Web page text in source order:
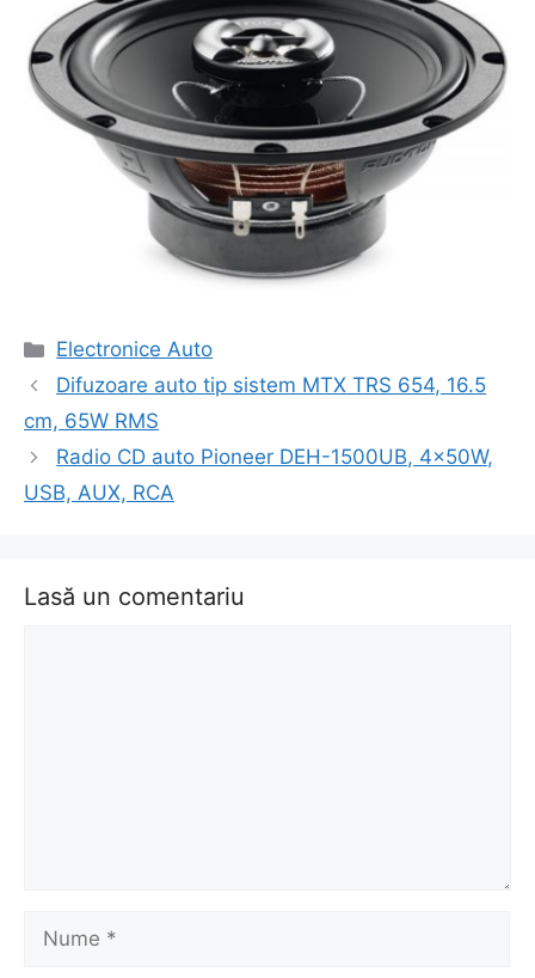
Categorii
Electronice Auto
Navigare
în
Difuzoare auto tip sistem MTX TRS 654, 16.5
cm, 65W RMS
Radio CD auto Pioneer DEH-1500UB, 4x50W,
USB, AUX, RCA
Lasă un comentariu
Nume